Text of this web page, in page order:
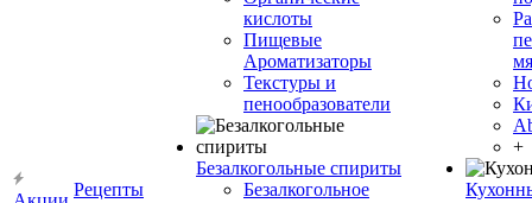
Рецепты
кислоты
Пищевые
Ароматизаторы
Текстуры и
пенообразователи
Безалкогольные спириты
Безалкогольное
+